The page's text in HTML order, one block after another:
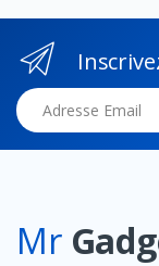
Adresse Email
Mr